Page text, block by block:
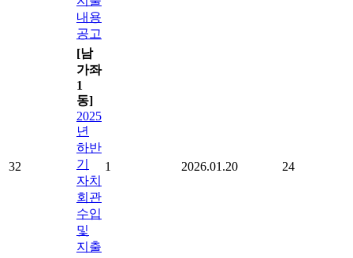
내용
공고
32
[남
가좌
1
동]
2025
년
하반
기
자치
회관
수입
및
지출
1 2026.01.20 24